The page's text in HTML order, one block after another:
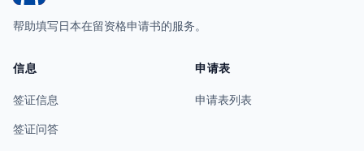
帮助填写日本在留资格申请书的服务。
信息
签证信息
签证问答
申请表
申请表列表